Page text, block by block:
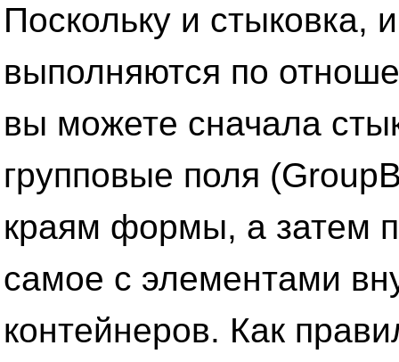
Поскольку и стыковка,
выполняются по
вы можете сначала
групповые поля
краям формы, а затем
самое с элементами
контейнеров. Как